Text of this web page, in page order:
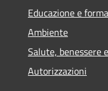
Educazione e
Ambiente
Salute, benessere
Autorizzazioni